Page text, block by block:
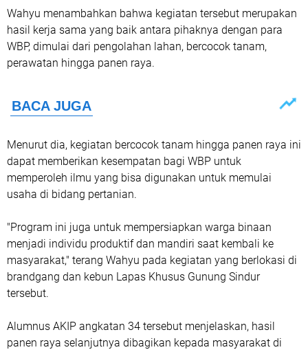
Wahyu menambahkan bahwa kegiatan tersebut merupakan
hasil kerja sama yang baik antara pihaknya dengan para
WBP, dimulai dari pengolahan lahan, bercocok tanam,
perawatan hingga panen raya.
Menurut dia, kegiatan bercocok tanam hingga panen raya ini
dapat memberikan kesempatan bagi WBP untuk
memperoleh ilmu yang bisa digunakan untuk memulai
usaha di bidang pertanian.
"Program ini juga untuk mempersiapkan warga binaan
menjadi individu produktif dan mandiri saat kembali ke
masyarakat," terang Wahyu pada kegiatan yang berlokasi di
brandgang dan kebun Lapas Khusus Gunung Sindur
tersebut.
Alumnus AKIP angkatan 34 tersebut menjelaskan, hasil
panen raya selanjutnya dibagikan kepada masyarakat di